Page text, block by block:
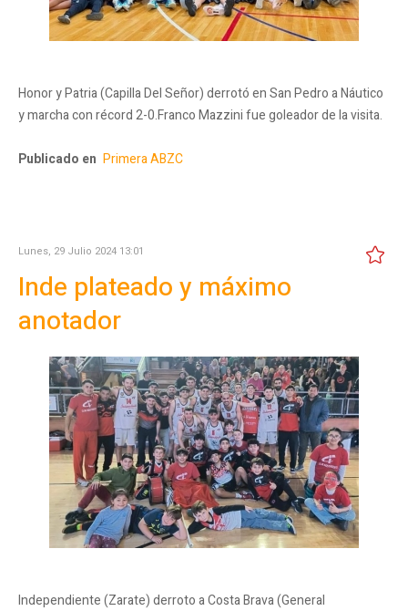
Honor y Patria (Capilla Del Señor) derrotó en San Pedro a Náutico
y marcha con récord 2-0.Franco Mazzini fue goleador de la visita.
Publicado en Primera ABZC
Lunes, 29 Julio 2024 13:01
Inde plateado y máximo
anotador
Independiente (Zarate) derroto a Costa Brava (General